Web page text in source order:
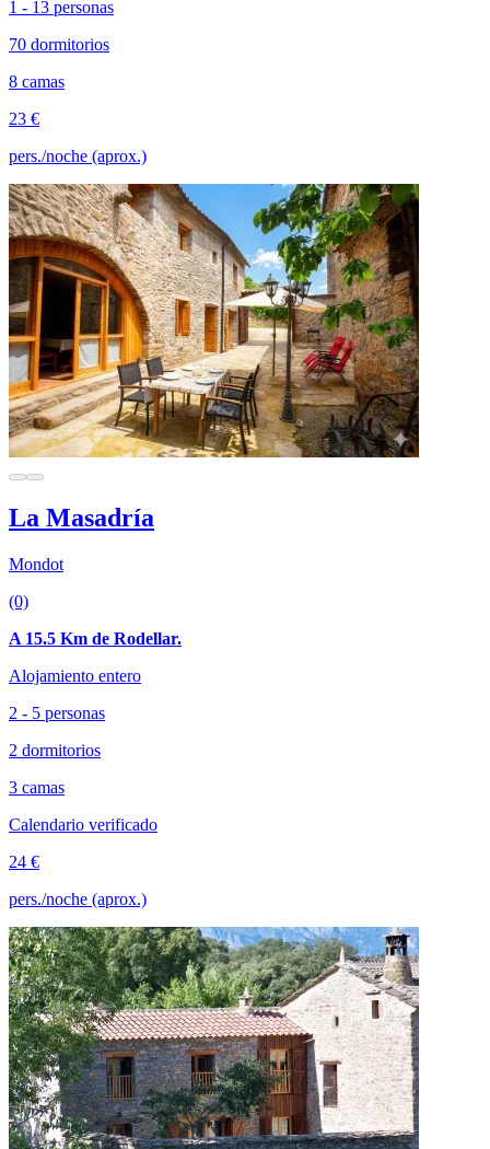
1 - 13 personas
70 dormitorios
8 camas
23 €
pers./noche (aprox.)
La Masadría
Mondot
(0)
A 15.5 Km de Rodellar.
Alojamiento entero
2 - 5 personas
2 dormitorios
3 camas
Calendario verificado
24 €
pers./noche (aprox.)